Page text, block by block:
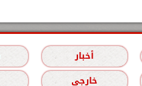
أخبار
خارجي